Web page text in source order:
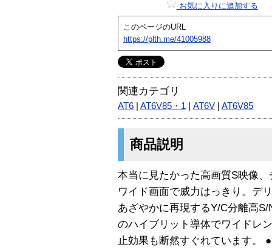
お気に入りに追加する
このページのURL
https://plth.me/41005988
関連カテゴリ
AT6 AT6V85・1 AT6V AT6V85
商品説明
本当に見たかった高画質S映像
ワイド画面で威力はっきり。デ
あざやかに再現するY/C分離高
のハイブリット導体でワイドレ
止効果も断然すぐれています。